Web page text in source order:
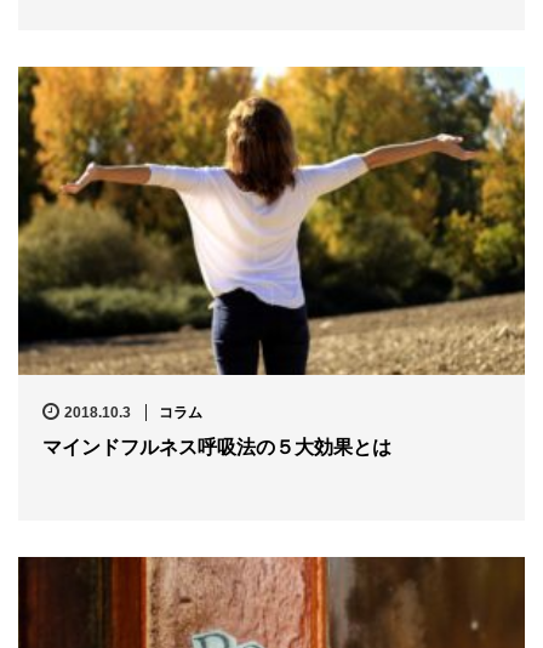
2018.10.3 コラム
マインドフルネス呼吸法の５大効果とは